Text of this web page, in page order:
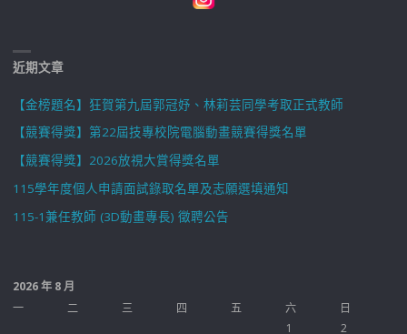
近期文章
【金榜題名】狂賀第九屆郭冠妤、林莉芸同學考取正式教師
【競賽得獎】第22屆技專校院電腦動畫競賽得獎名單
【競賽得獎】2026放視大賞得獎名單
115學年度個人申請面試錄取名單及志願選填通知
115-1兼任教師 (3D動畫專長) 徵聘公告
2026 年 8 月
一
二 三 四 五 六
日
1
2